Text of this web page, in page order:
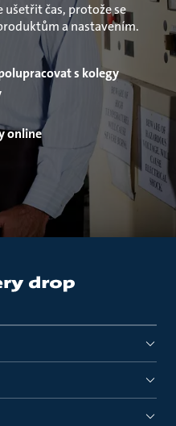
čas, protože se
a nastavením.
s kolegy
online